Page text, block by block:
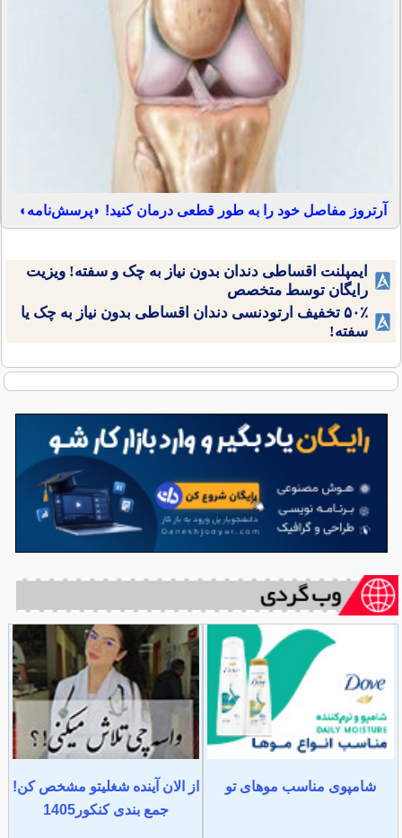
آرتروز مفاصل خود را به طور قطعی درمان کنید! ◗پرسش‌نامه◖
ایمپلنت اقساطی دندان بدون نیاز به چک و سفته! ویزیت
رایگان توسط متخصص
۵۰٪ تخفیف ارتودنسی دندان اقساطی بدون نیاز به چک یا
سفته!
شامپوی مناسب موهای تو
از الان آینده شغلیتو مشخص کن!
جمع بندی کنکور1405